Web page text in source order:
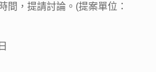
間，提請討論。(提案單位：